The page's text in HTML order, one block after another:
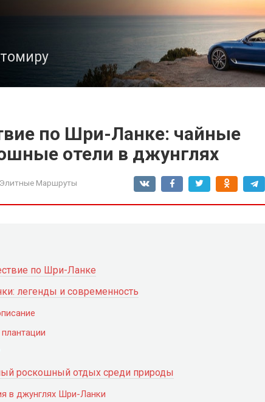
по Шри-Ланке: чайные
отели в джунглях
Элитные Маршруты
по Шри-Ланке
легенды и современность
роскошный отдых среди природы
в джунглях Шри-Ланки